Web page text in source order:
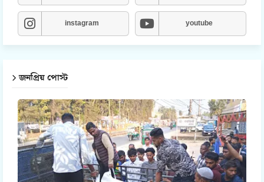
instagram youtube
জনপ্রিয় পোস্ট